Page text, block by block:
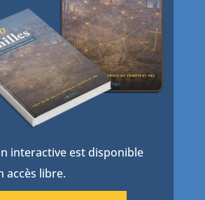
interactive est disponible
accès libre.